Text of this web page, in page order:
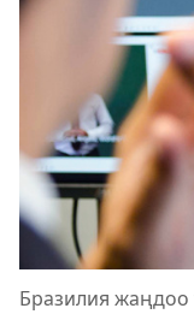
Бразилия жаңдоо